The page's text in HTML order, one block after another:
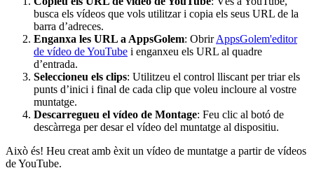
busca els vídeos que vols utilitzar i copia els seus URL de la
barra d’adreces.
Enganxa les URL a AppsGolem: ObrirAppsGolem'editor
de vídeo de YouTube i enganxeu els URL al quadre
d’entrada.
Seleccioneu els clips: Utilitzeu el control lliscant per triar els
punts d’inici i final de cada clip que voleu incloure al vostre
muntatge.
Descarregueu el vídeo de Montage: Feu clic al botó de
descàrrega per desar el vídeo del muntatge al dispositiu.
Això és! Heu creat amb èxit un vídeo de muntatge a partir de vídeos
de YouTube.